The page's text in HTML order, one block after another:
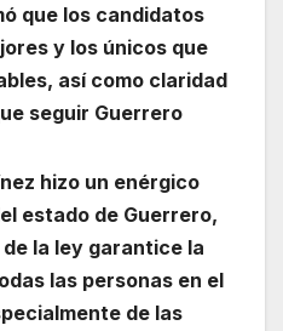
que los candidatos
y los únicos que
así como claridad
seguir Guerrero
hizo un enérgico
estado de Guerrero,
la ley garantice la
las personas en el
de las